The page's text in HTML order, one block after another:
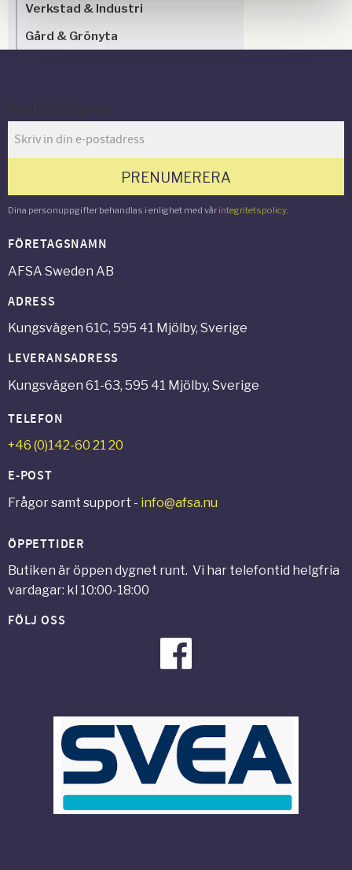
Verkstad & Industri
Gård & Grönyta
PRENUMERERA
Dina personuppgifter behandlas i enlighet med vår integritetspolicy.
FÖRETAGSNAMN
AFSA Sweden AB
ADRESS
Kungsvägen 61C, 595 41 Mjölby, Sverige
LEVERANSADRESS
Kungsvägen 61-63, 595 41 Mjölby, Sverige
TELEFON
+46 (0)142-60 21 20
E-POST
Frågor samt support - info@afsa.nu
ÖPPETTIDER
Butiken är öppen dygnet runt. Vi har telefontid helgfria
vardagar: kl 10:00-18:00
FÖLJ OSS